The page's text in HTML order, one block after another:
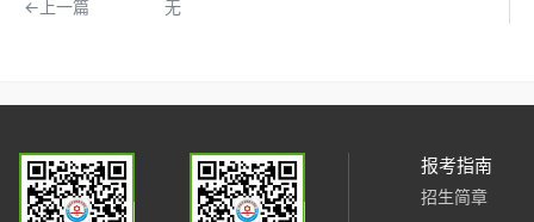
←上一篇 无
报考指南
招生简章